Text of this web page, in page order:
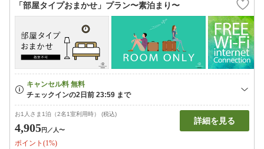
「部屋タイプおまかせ」プラン〜素泊まり〜
お1人さま1泊（2名1室利用時） (税込)
4,905円 ／人〜
ポイント(1%)
詳細を見る